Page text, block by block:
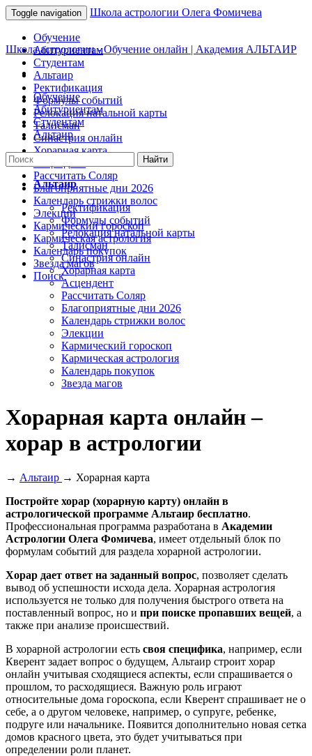
Toggle navigation Школа астрологии Олега Фомичева
Обучение
Абитуриентам
Студентам
Альтаир
Ректификация
Формулы событий
Релокация натальной карты
Талисман
Синастрия онлайн
Хорарная карта
Рассчитать Соляр
Благоприятные дни 2026
Календарь стрижки волос
Элекции
Кармический гороскоп
Кармическая астрология
Календарь покупок
Звезда магов
Поиск
Школа астрологии - Обучение онлайн | Академия АЛЬТАИР
Обучение
Абитуриентам
Студентам
Альтаир
Альтаир
Ректификация
Формулы событий
Релокация натальной карты
Талисман
Синастрия онлайн
Хорарная карта
Асцендент
Рассчитать Соляр
Благоприятные дни 2026
Календарь стрижки волос
Элекции
Кармический гороскоп
Кармическая астрология
Календарь покупок
Звезда магов
Хорарная карта онлайн –
хорар в астрологии
→ Альтаир → Хорарная карта
Постройте хорар (хорарную карту) онлайн в
астрологической программе Альтаир бесплатно.
Профессиональная программа разработана в Академии
Астрологии Олега Фомичева, имеет отдельный блок по
формулам событий для раздела хорарной астрологии.
Хорар дает ответ на заданный вопрос, позволяет сделать
вывод об успешности исхода дела. Хорарная астрология
используется не только для получения быстрого ответа на
поставленный вопрос, но и при поиске пропавших вещей, а
также при анализе происшествий.
В хорарной астрологии есть своя специфика, например, если
Кверент задает вопрос о будущем, Альтаир строит хорар
онлайн учитывая сходящиеся аспекты, если спрашивается о
прошлом, то расходящиеся. Важную роль играют
относительные дома гороскопа, если Кверент спрашивает не о
себе, а о другом человеке, например, о супруге, ребенке,
подруге или начальнике. Появится дополнительно новая сетка
домов красного цвета, это будет учитываться при
определении роли планет.